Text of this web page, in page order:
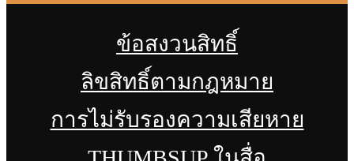
ข้อสงวนสิทธิ์
ลิขสิทธิ์ตามกฎหมาย
การไม่รับรองความเสียหาย